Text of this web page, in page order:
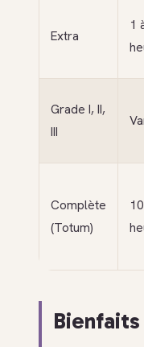
Extra
1
Grade I, II,
III
Complète
(Totum)